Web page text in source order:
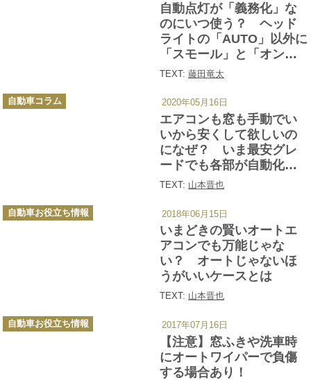
自動点灯が「義務化」な
のにいつ使う？ ヘッド
ライトの「AUTO」以外に
「スモール」と「オン」
があるワケ
TEXT: 藤田竜太
エアコンも窓も手動でい
いから安くして欲しいの
になぜ？ いま最安グレ
ードでも各部が自動化さ
れるワケ
TEXT: 山本晋也
カ
テ
自動車コラム 2020年05月16日
いまどきの賢いオートエ
アコンでも万能じゃな
い？ オートじゃないほ
うがいいケースとは
TEXT: 山本晋也
カ
テ
自動車お役立ち情報 2018年06月15日
【注意】窓ふきや洗車時
にオートワイパーで負傷
する場合あり！
カ
テ
自動車お役立ち情報 2017年07月16日